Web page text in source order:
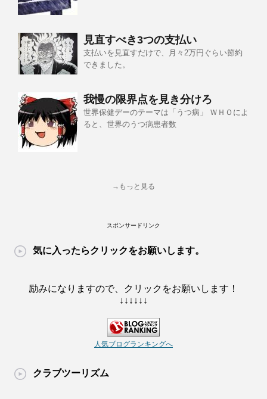
見直すべき3つの支払い
支払いを見直すだけで、月々2万円ぐらい節約
できました。
我慢の限界点を見き分けろ
世界保健デーのテーマは「うつ病」 ＷＨＯによ
ると、世界のうつ病患者数
→もっと見る
スポンサードリンク
気に入ったらクリックをお願いします。
励みになりますので、クリックをお願いします！
↓↓↓↓↓↓
人気ブログランキングへ
クラブツーリズム